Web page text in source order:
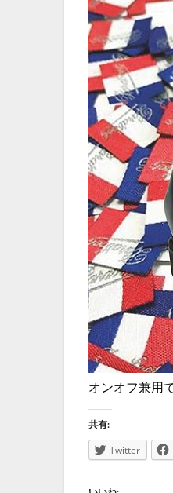
オンオフ兼用
共有:
Twitter